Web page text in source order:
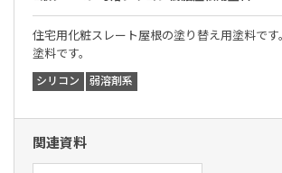
住宅用化粧スレート屋根の塗り替え用塗料で
塗料です。
シリコン 弱溶剤系
関連資料